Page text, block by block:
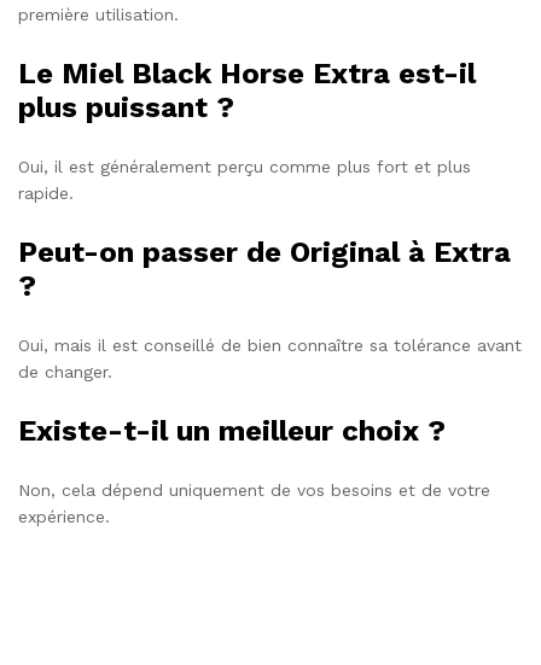
première utilisation.
Le Miel Black Horse Extra est-il
plus puissant ?
Oui, il est généralement perçu comme plus fort et plus
rapide.
Peut-on passer de Original à Extra
?
Oui, mais il est conseillé de bien connaître sa tolérance avant
de changer.
Existe-t-il un meilleur choix ?
Non, cela dépend uniquement de vos besoins et de votre
expérience.